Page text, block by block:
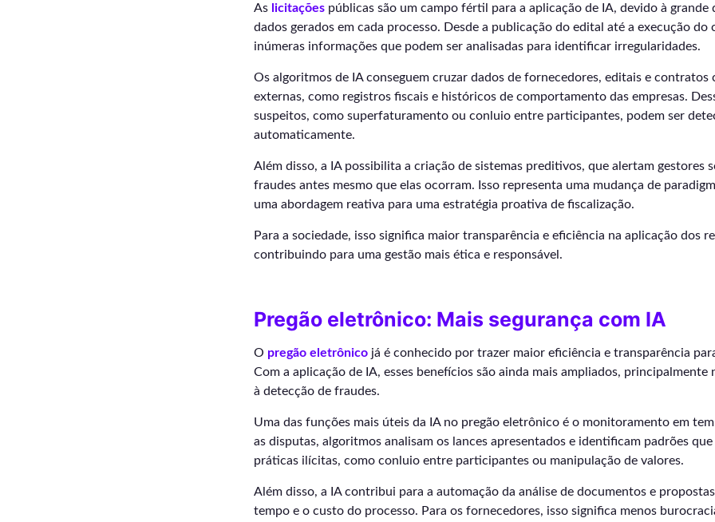
As licitações públicas são um campo fértil para a aplicação de IA, devido à grande
dados gerados em cada processo. Desde a publicação do edital até a execução
inúmeras informações que podem ser analisadas para identificar irregularidades.
Os algoritmos de IA conseguem cruzar dados de fornecedores, editais e contratos
externas, como registros fiscais e históricos de comportamento das empresas.
suspeitos, como superfaturamento ou conluio entre participantes, podem ser
automaticamente.
Além disso, a IA possibilita a criação de sistemas preditivos, que alertam gestores
fraudes antes mesmo que elas ocorram. Isso representa uma mudança de
uma abordagem reativa para uma estratégia proativa de fiscalização.
Para a sociedade, isso significa maior transparência e eficiência na aplicação dos
contribuindo para uma gestão mais ética e responsável.
Pregão eletrônico: Mais segurança com IA
O pregão eletrônico já é conhecido por trazer maior eficiência e transparência
Com a aplicação de IA, esses benefícios são ainda mais ampliados, principalmente
à detecção de fraudes.
Uma das funções mais úteis da IA no pregão eletrônico é o monitoramento em
as disputas, algoritmos analisam os lances apresentados e identificam padrões
práticas ilícitas, como conluio entre participantes ou manipulação de valores.
Além disso, a IA contribui para a automação da análise de documentos e
tempo e o custo do processo. Para os fornecedores, isso significa menos